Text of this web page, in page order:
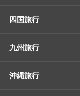
四国旅行
九州旅行
沖縄旅行